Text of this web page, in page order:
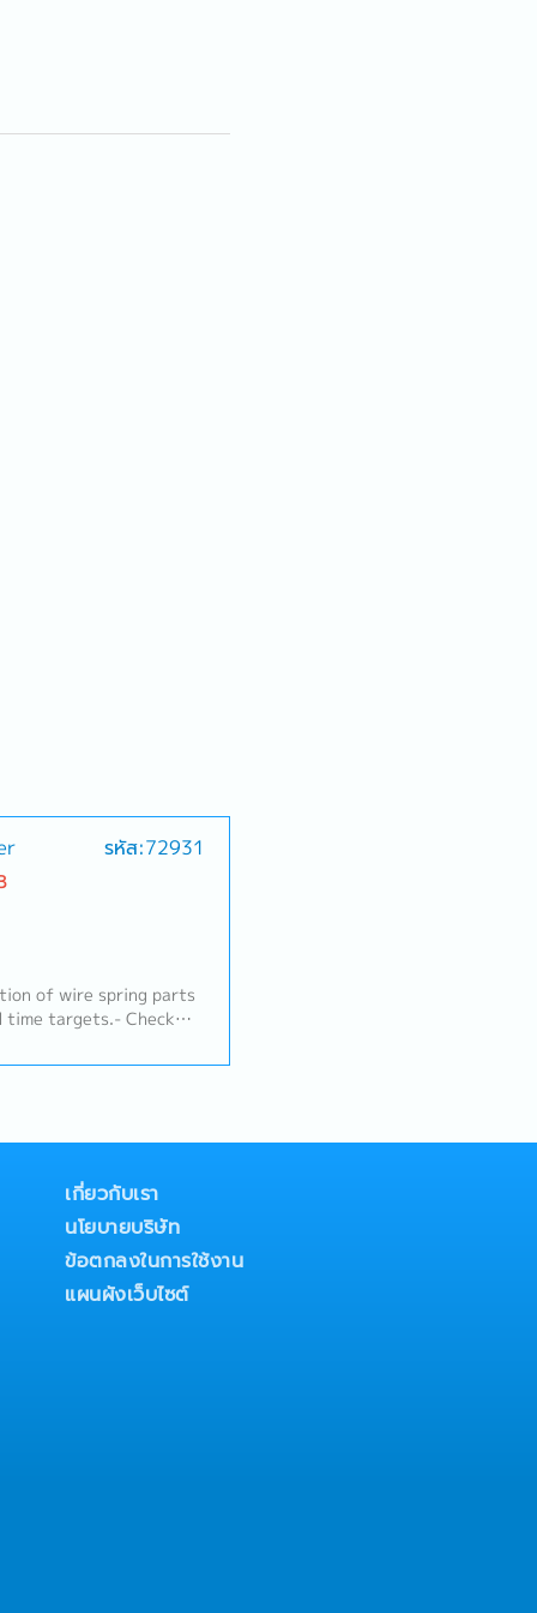
รหัส:72931
of wire spring parts
targets.- Check
solve problems in
planning, quality
the department's
เกี่ยวกับเรา
นโยบายบริษัท
ข้อตกลงในการใช้งาน
แผนผังเว็บไซต์